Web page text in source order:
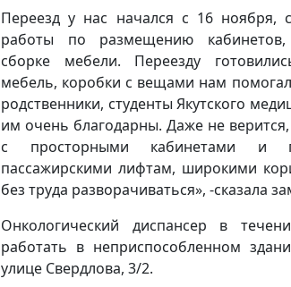
Переезд у нас начался с 16 ноября,
работы по размещению кабинетов,
сборке мебели. Переезду
мебель, коробки с вещами нам
родственники, студенты Якутского
им очень благодарны. Даже не
с просторными кабинетами и
пассажирскими лифтам, широкими
без труда разворачиваться», -сказала
Онкологический диспансер в
работать в неприспособленном
улице Свердлова, 3/2.